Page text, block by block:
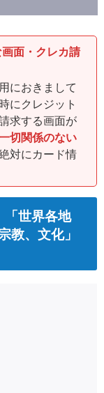
画面・クレカ請
におきまして
にクレジット
求する画面が
切関係のない
対にカード情
「世界各地
教、文化」